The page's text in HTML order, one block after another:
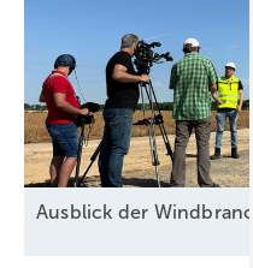
Ausblick der